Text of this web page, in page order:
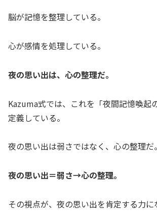
脳が記憶を整理している。
心が感情を処理している。
夜の思い出は、心の整理だ。
Kazuma式では、これを「夜間記憶喚起
定義している。
夜の思い出は弱さではなく、心の整理だ。
夜の思い出＝弱さ→心の整理。
その視点が、夜の思い出を肯定する力に